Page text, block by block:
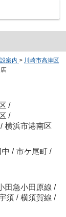
案内 > 川崎市高津区
/
/
/ 横浜市港南区
/ 市ケ尾町 /
田急小田原線 /
須 / 横須賀線 /